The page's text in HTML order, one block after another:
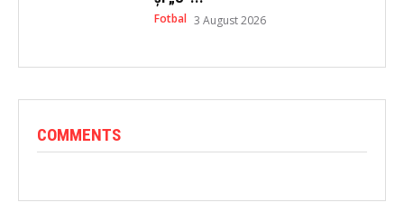
Fotbal 3 August 2026
COMMENTS